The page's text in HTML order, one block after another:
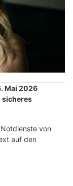
Mai 2026
sicheres
von
auf den